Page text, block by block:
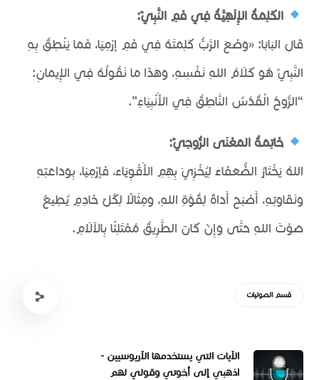
الكَلِمَةُ الإِلَهِيَّةُ فِي فَمِ النَّبِيّ:
قَالَ البَابَا: «وَضَعَ الرَّبُّ كَلِمَتَهُ فِي فَمِ إرْمِيَا، فَمَا يَنْطِقُ بِهِ
النَّبِيّ هُوَ كَلَامُ اللهِ نَفْسِهِ، وَهَذَا مَا نَقُولُهُ فِي الإِيمَانِ:
“الرُّوحُ الْقُدُسُ النَّاطِقُ فِي الأَنْبِيَاءِ”.
خَاتِمَةُ المَعْنَى الرُّوحِيّ:
اللهُ يَخْتَارُ الضُّعَفَاءَ لِيُخْزِيَ بِهِمِ الأَقْوِيَاءَ، فَإرْمِيَا، بِوَدَاعَتِهِ
وَنَقَاوَتِهِ، أَصْبَحَ أَدَاةً لِقُوَّةِ اللهِ، وَمِثَالًا لِكُلِّ خَادِمٍ يُطِيعُ
صَوْتَ اللهِ حَتَّى وَإِنْ كَانَ الطَّرِيقُ مُمْتَلِئًا بِالآلَامِ.
قسم الصوتيات
الآيات التي يستخدمها الآريوسيين -
اذهبي إلى أخوتي وقولي لهم